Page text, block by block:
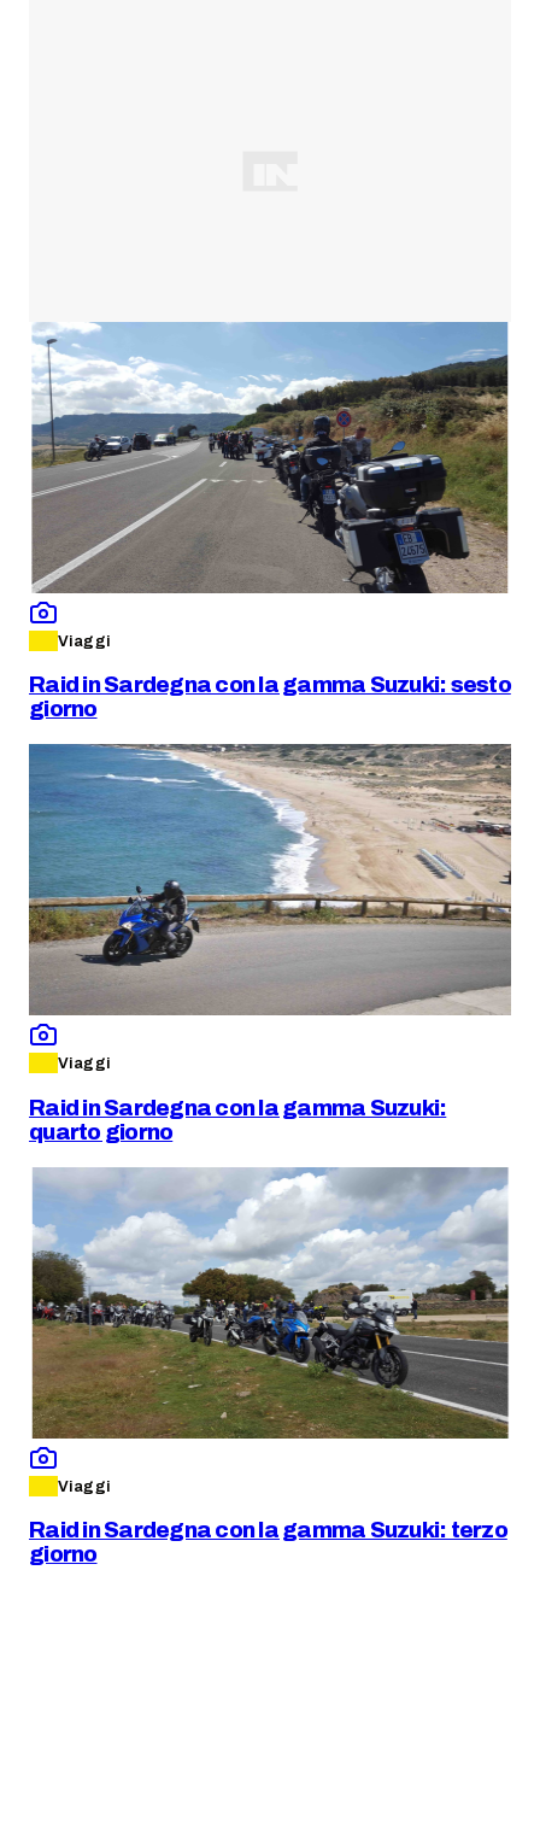
Viaggi
Raid in Sardegna con la gamma Suzuki: sesto
giorno
Viaggi
Raid in Sardegna con la gamma Suzuki:
quarto giorno
Viaggi
Raid in Sardegna con la gamma Suzuki: terzo
giorno